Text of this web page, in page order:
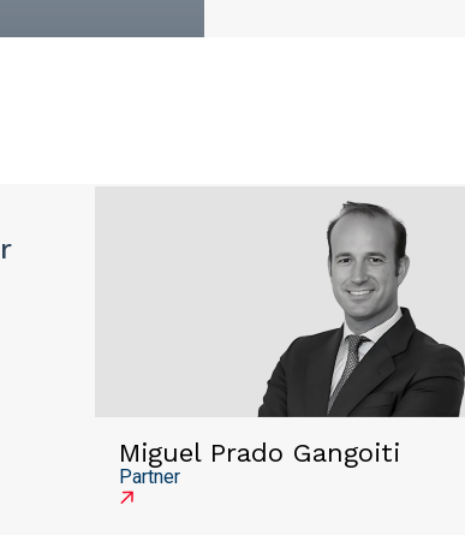
Miguel Prado Gangoiti
Partner